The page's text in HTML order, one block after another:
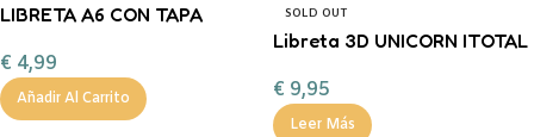
LIBRETA A6 CON TAPA
€ 4,99
Añadir Al Carrito
SOLD OUT
Libreta 3D UNICORN ITOTAL
€ 9,95
Leer Más